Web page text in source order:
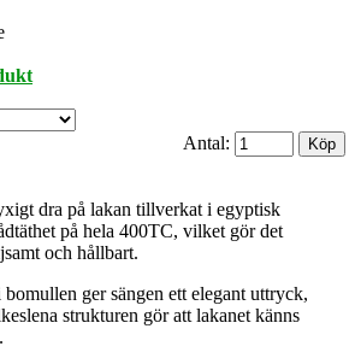
Antal:
dra på lakan tillverkat i egyptisk
på hela 400TC, vilket gör det
och hållbart.
ger sängen ett elegant uttryck,
strukturen gör att lakanet känns